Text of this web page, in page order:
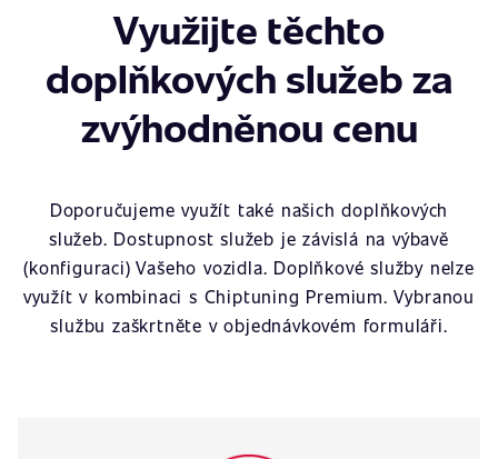
Využijte těchto
doplňkových služeb za
zvýhodněnou cenu
Doporučujeme využít také našich doplňkových
služeb. Dostupnost služeb je závislá na výbavě
(konfiguraci) Vašeho vozidla. Doplňkové služby nelze
využít v kombinaci s Chiptuning Premium. Vybranou
službu zaškrtněte v objednávkovém formuláři.